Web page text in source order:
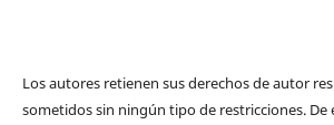
Los autores retienen sus derechos de autor
sometidos sin ningún tipo de restricciones. De